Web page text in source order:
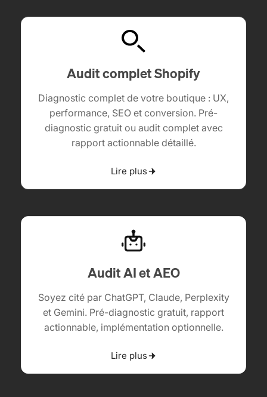
Audit complet Shopify
Diagnostic complet de votre boutique : UX,
performance, SEO et conversion. Pré-
diagnostic gratuit ou audit complet avec
rapport actionnable détaillé.
Lire plus
Audit AI et AEO
Soyez cité par ChatGPT, Claude, Perplexity
et Gemini. Pré-diagnostic gratuit, rapport
actionnable, implémentation optionnelle.
Lire plus